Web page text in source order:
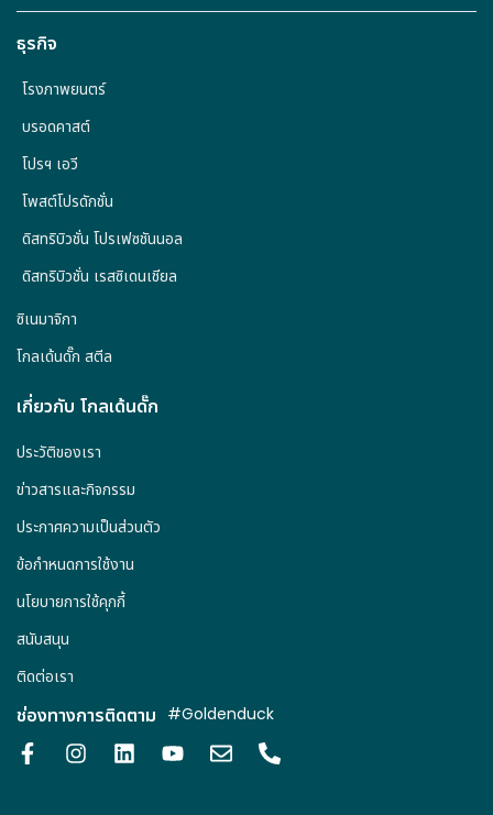
ธุรกิจ
ดิสทริบิวชั่น เรสซิเดนเชียล
ดิสทริบิวชั่น โปรเฟซชันนอล
โพสต์โปรดักชั่น
โปรฯ เอวี
บรอดคาสต์
โรงภาพยนตร์
ซิเนมาจิกา
โกลเด้นดั๊ก สตีล
เกี่ยวกับ โกลเด้นดั๊ก
ประวัติของเรา
ข่าวสารและกิจกรรม
ประกาศความเป็นส่วนตัว
ข้อกำหนดการใช้งาน
นโยบายการใช้คุกกี้
สนับสนุน
ติดต่อเรา
ช่องทางการติดตาม #Goldenduck